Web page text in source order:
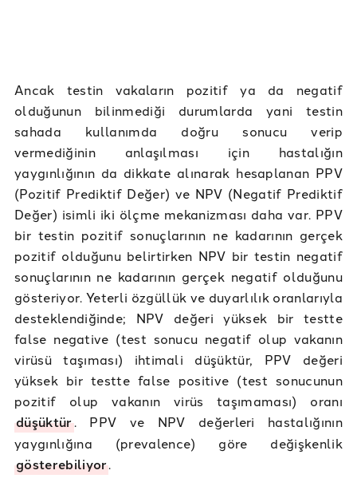
Ancak testin vakaların pozitif ya da negatif
olduğunun bilinmediği durumlarda yani testin
sahada kullanımda doğru sonucu verip
vermediğinin anlaşılması için hastalığın
yaygınlığının da dikkate alınarak hesaplanan PPV
(Pozitif Prediktif Değer) ve NPV (Negatif Prediktif
Değer) isimli iki ölçme mekanizması daha var. PPV
bir testin pozitif sonuçlarının ne kadarının gerçek
pozitif olduğunu belirtirken NPV bir testin negatif
sonuçlarının ne kadarının gerçek negatif olduğunu
gösteriyor. Yeterli özgüllük ve duyarlılık oranlarıyla
desteklendiğinde; NPV değeri yüksek bir testte
false negative (test sonucu negatif olup vakanın
virüsü taşıması) ihtimali düşüktür, PPV değeri
yüksek bir testte false positive (test sonucunun
pozitif olup vakanın virüs taşımaması) oranı
düşüktür. PPV ve NPV değerleri hastalığının
yaygınlığına (prevalence) göre değişkenlik
gösterebiliyor.